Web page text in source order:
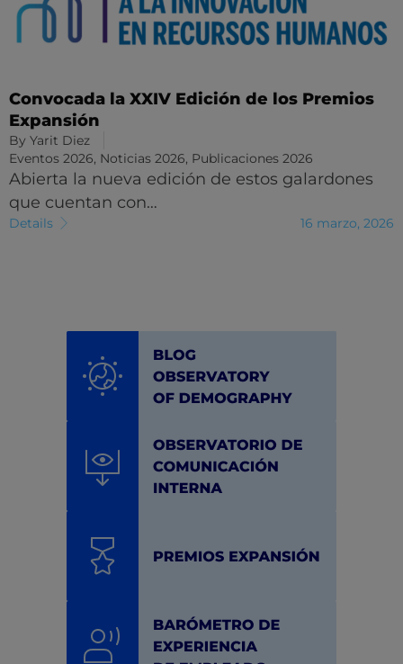
Convocada la XXIV Edición de los Premios
Expansión
By Yarit Diez
Eventos 2026, Noticias 2026, Publicaciones 2026
Abierta la nueva edición de estos galardones
que cuentan con…
Details 16 marzo, 2026